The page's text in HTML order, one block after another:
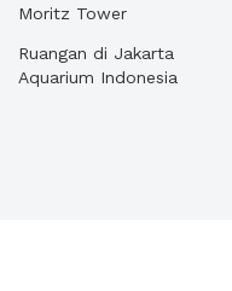
Moritz Tower
Ruangan di Jakarta
Aquarium Indonesia